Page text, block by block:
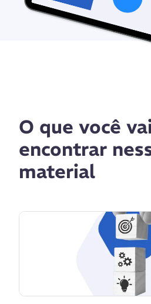
O que você
encontrar
material